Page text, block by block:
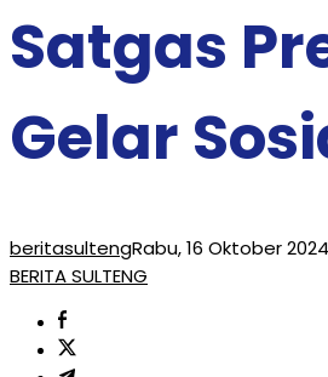
Satgas
Gelar
beritasultengRabu, 16 Oktober 2024
BERITA SULTENG